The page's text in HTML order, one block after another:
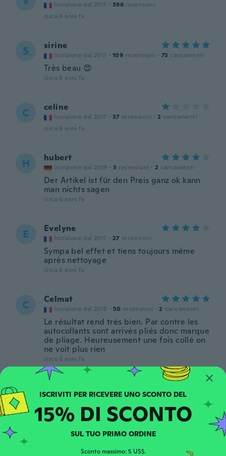
Iscrizione dal 2017 · 396 recensioni
circa 6 anni fa
S sirine
Iscrizione dal 2017 · 109 recensioni · 73 caricamenti
Très beau 😍
circa 6 anni fa
C celine
Iscrizione dal 2017 · 37 recensioni · 2 caricamenti
circa 6 anni fa
H hubert
Iscrizione dal 2019 · 3 recensioni · 2 caricamenti
Der Artikel ist für den Preis ganz ok kann
man nichts sagen
circa 6 anni fa
E Evelyne
Iscrizione dal 2017 · 27 recensioni
Sympa bel effet et tiens toujours même
après nettoyage
circa 6 anni fa
C Celmat
Iscrizione dal 2015 · 50 recensioni · 2 caricamenti
Le résultat rend très bien. Par contre les
autocollants sont arrivés pliés donc marque
de pliage. Heureusement une fois collé on
ne voit plus rien
circa 6 anni fa
N Iscrizione dal 2016 · 210 recensioni · 64 caricamenti
circa 6 anni fa
J Iscrizione dal 2019 131
recensioni
15% DI SCONTO
SUL TUO PRIMO ORDINE
Sconto massimo: 5 US$.